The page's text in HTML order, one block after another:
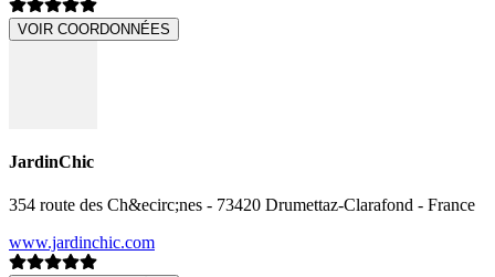
VOIR COORDONNÉES
JardinChic
354 route des Ch&ecirc;nes - 73420 Drumettaz-Clarafond - France
www.jardinchic.com